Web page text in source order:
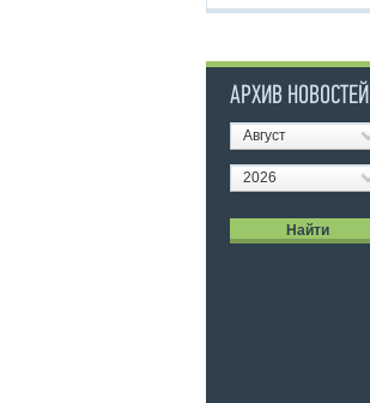
АРХИВ НОВОСТЕЙ
Август
2026